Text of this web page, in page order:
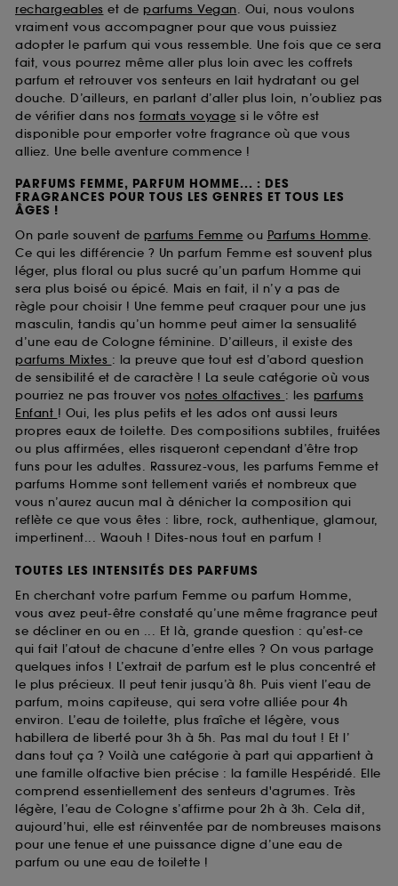
rechargeables et de parfums Vegan. Oui, nous voulons
vraiment vous accompagner pour que vous puissiez
adopter le parfum qui vous ressemble. Une fois que ce sera
fait, vous pourrez même aller plus loin avec les coffrets
parfum et retrouver vos senteurs en lait hydratant ou gel
douche. D’ailleurs, en parlant d’aller plus loin, n’oubliez pas
de vérifier dans nos formats voyage si le vôtre est
disponible pour emporter votre fragrance où que vous
alliez. Une belle aventure commence !
PARFUMS FEMME, PARFUM HOMME... : DES
FRAGRANCES POUR TOUS LES GENRES ET TOUS LES
ÂGES !
On parle souvent de parfums Femme ou Parfums Homme.
Ce qui les différencie ? Un parfum Femme est souvent plus
léger, plus floral ou plus sucré qu’un parfum Homme qui
sera plus boisé ou épicé. Mais en fait, il n’y a pas de
règle pour choisir ! Une femme peut craquer pour une jus
masculin, tandis qu’un homme peut aimer la sensualité
d’une eau de Cologne féminine. D’ailleurs, il existe des
parfums Mixtes : la preuve que tout est d’abord question
de sensibilité et de caractère ! La seule catégorie où vous
pourriez ne pas trouver vos notes olfactives : les parfums
Enfant ! Oui, les plus petits et les ados ont aussi leurs
propres eaux de toilette. Des compositions subtiles, fruitées
ou plus affirmées, elles risqueront cependant d’être trop
funs pour les adultes. Rassurez-vous, les parfums Femme et
parfums Homme sont tellement variés et nombreux que
vous n’aurez aucun mal à dénicher la composition qui
reflète ce que vous êtes : libre, rock, authentique, glamour,
impertinent... Waouh ! Dites-nous tout en parfum !
TOUTES LES INTENSITÉS DES PARFUMS
En cherchant votre parfum Femme ou parfum Homme,
vous avez peut-être constaté qu’une même fragrance peut
se décliner en ou en ... Et là, grande question : qu’est-ce
qui fait l’atout de chacune d’entre elles ? On vous partage
quelques infos ! L’extrait de parfum est le plus concentré et
le plus précieux. Il peut tenir jusqu’à 8h. Puis vient l’eau de
parfum, moins capiteuse, qui sera votre alliée pour 4h
environ. L’eau de toilette, plus fraîche et légère, vous
habillera de liberté pour 3h à 5h. Pas mal du tout ! Et l’
dans tout ça ? Voilà une catégorie à part qui appartient à
une famille olfactive bien précise : la famille Hespéridé. Elle
comprend essentiellement des senteurs d'agrumes. Très
légère, l’eau de Cologne s’affirme pour 2h à 3h. Cela dit,
aujourd’hui, elle est réinventée par de nombreuses maisons
pour une tenue et une puissance digne d’une eau de
parfum ou une eau de toilette !